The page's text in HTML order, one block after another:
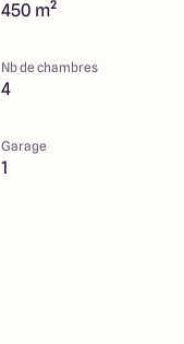
450 m²
Nb de chambres
4
Garage
1